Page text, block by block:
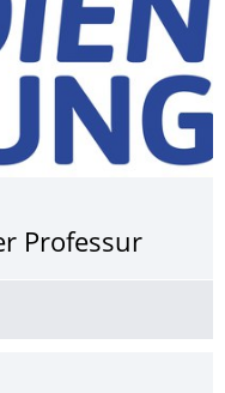
Professur